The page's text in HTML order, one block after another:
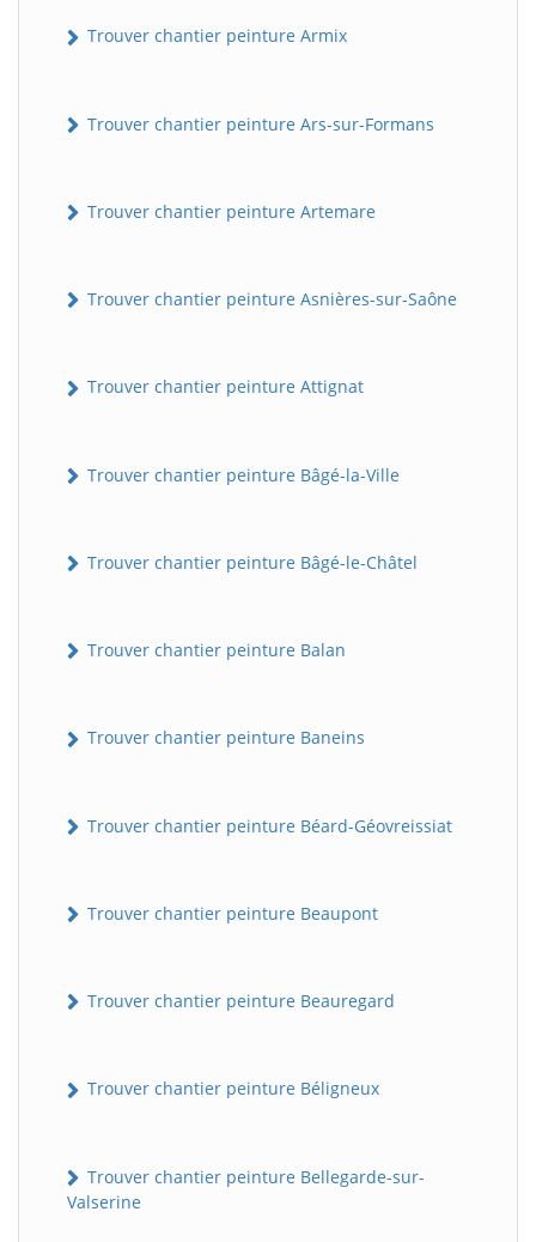
Trouver chantier peinture Armix
Trouver chantier peinture Ars-sur-Formans
Trouver chantier peinture Artemare
Trouver chantier peinture Asnières-sur-Saône
Trouver chantier peinture Attignat
Trouver chantier peinture Bâgé-la-Ville
Trouver chantier peinture Bâgé-le-Châtel
Trouver chantier peinture Balan
Trouver chantier peinture Baneins
Trouver chantier peinture Béard-Géovreissiat
Trouver chantier peinture Beaupont
Trouver chantier peinture Beauregard
Trouver chantier peinture Béligneux
Trouver chantier peinture Bellegarde-sur-
Valserine